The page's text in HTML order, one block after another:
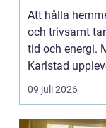
mer tid över
Att hålla
och trivsamt
tid och energi.
Karlstad
städningen...
09 juli 2026